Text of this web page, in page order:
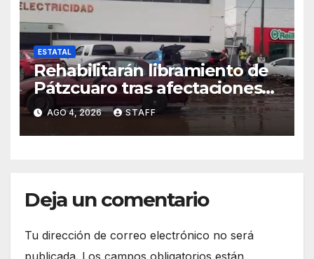
ESTATAL
Rehabilitarán libramiento de
Pátzcuaro tras afectaciones
por tromba
AGO 4, 2026 STAFF
Deja un comentario
Tu dirección de correo electrónico no será